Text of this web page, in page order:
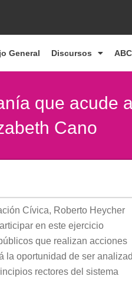
General Discursos
que acude
Cano
Cívica, Roberto Heycher
en este ejercicio
que realizan acciones
la oportunidad de ser
rectores del sistema